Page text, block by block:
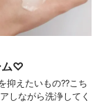
ム♡
抑えたいもの?? こち
しながら洗浄してく